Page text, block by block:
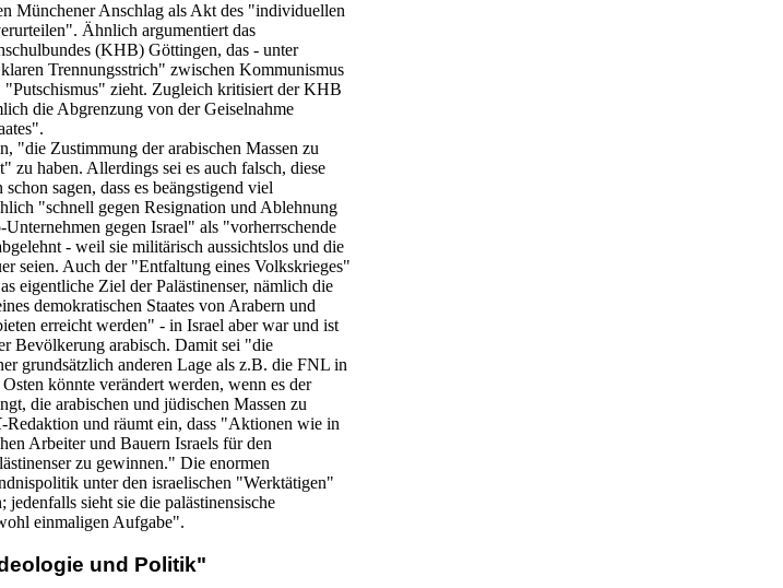
Münchener Anschlag als Akt des "individuellen
Ähnlich argumentiert das
(KHB) Göttingen, das - unter
Trennungsstrich" zwischen Kommunismus
zieht. Zugleich kritisiert der KHB
die Abgrenzung von der Geiselnahme
"die Zustimmung der arabischen Massen zu
zu haben. Allerdings sei es auch falsch, diese
sagen, dass es beängstigend viel
"schnell gegen Resignation und Ablehnung
gegen Israel" als "vorherrschende
- weil sie militärisch aussichtslos und die
seien. Auch der "Entfaltung eines Volkskrieges"
eigentliche Ziel der Palästinenser, nämlich die
demokratischen Staates von Arabern und
erreicht werden" - in Israel aber war und ist
Bevölkerung arabisch. Damit sei "die
grundsätzlich anderen Lage als z.B. die FNL in
könnte verändert werden, wenn es der
die arabischen und jüdischen Massen zu
-Redaktion und räumt ein, dass "Aktionen wie in
Arbeiter und Bauern Israels für den
zu gewinnen." Die enormen
unter den israelischen "Werktätigen"
jedenfalls sieht sie die palästinensische
einmaligen Aufgabe".
und Politik"